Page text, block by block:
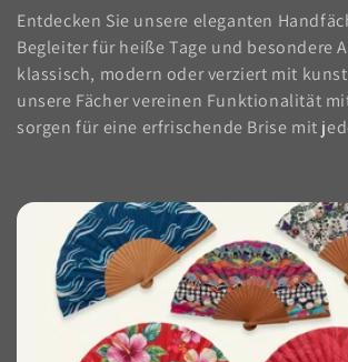
e
g
o
i
Entdecken Sie unsere eleganten
Begleiter für heiße Tage und besondere
klassisch, modern oder verziert mit
unsere Fächer vereinen Funktionalität
sorgen für eine erfrischende Brise mit